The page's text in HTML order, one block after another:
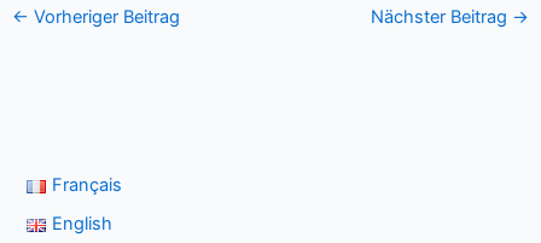
← Vorheriger Beitrag Nächster Beitrag →
Français
English